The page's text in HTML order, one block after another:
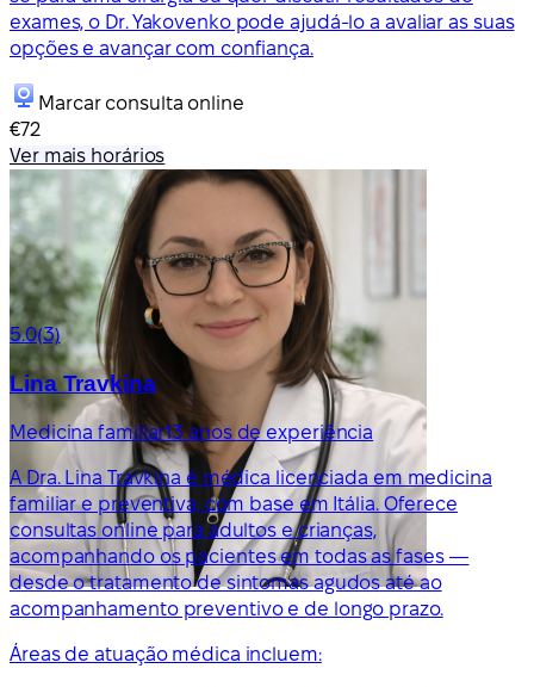
exames, o Dr. Yakovenko pode ajudá-lo a avaliar as suas
opções e avançar com confiança.
Marcar consulta online
€72
Ver mais horários
5.0(3)
Lina Travkina
Medicina familiar13 anos de experiência
A Dra. Lina Travkina é médica licenciada em medicina
familiar e preventiva, com base em Itália. Oferece
consultas online para adultos e crianças,
acompanhando os pacientes em todas as fases —
desde o tratamento de sintomas agudos até ao
acompanhamento preventivo e de longo prazo.
Áreas de atuação médica incluem: